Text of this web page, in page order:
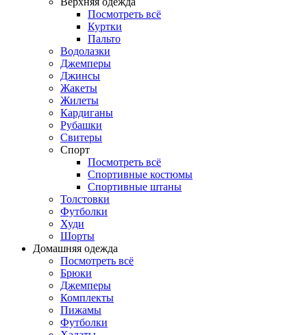
Посмотреть всё
Куртки
Пальто
Водолазки
Джемперы
Джинсы
Жакеты
Жилеты
Кардиганы
Рубашки
Свитеры
Спорт
Посмотреть всё
Спортивные костюмы
Спортивные штаны
Толстовки
Футболки
Худи
Шорты
Домашняя одежда
Посмотреть всё
Брюки
Джемперы
Комплекты
Пижамы
Футболки